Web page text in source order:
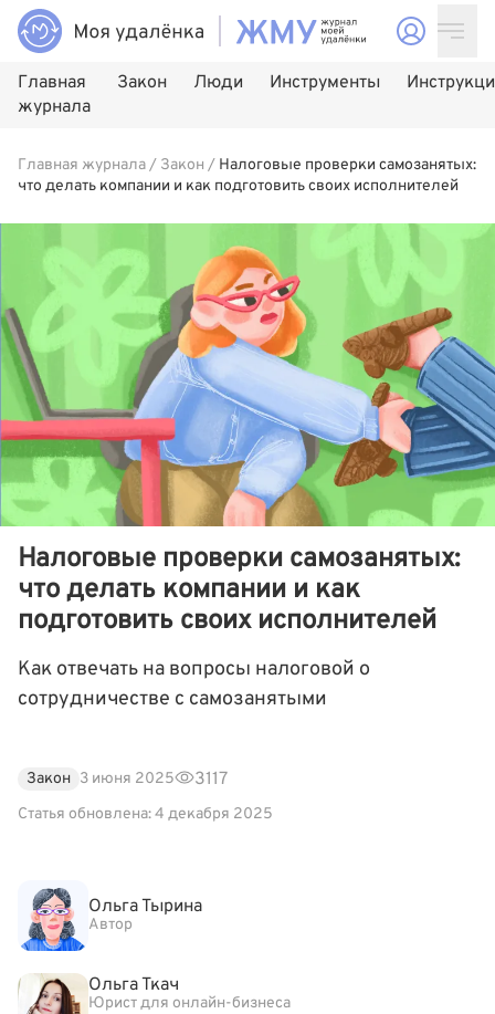
Главная
журнала
Закон Люди Инструменты
Главная журнала/ Закон / Налоговые проверки самозанятых:
что делать компании и как подготовить своих исполнителей
Налоговые проверки самозанятых:
что делать компании и как
подготовить своих исполнителей
Как отвечать на вопросы налоговой о
сотрудничестве с самозанятыми
Закон 3 июня 2025 3117
Статья обновлена: 4 декабря 2025
Ольга Тырина
Автор
Ольга Ткач
Юрист для онлайн-бизнеса